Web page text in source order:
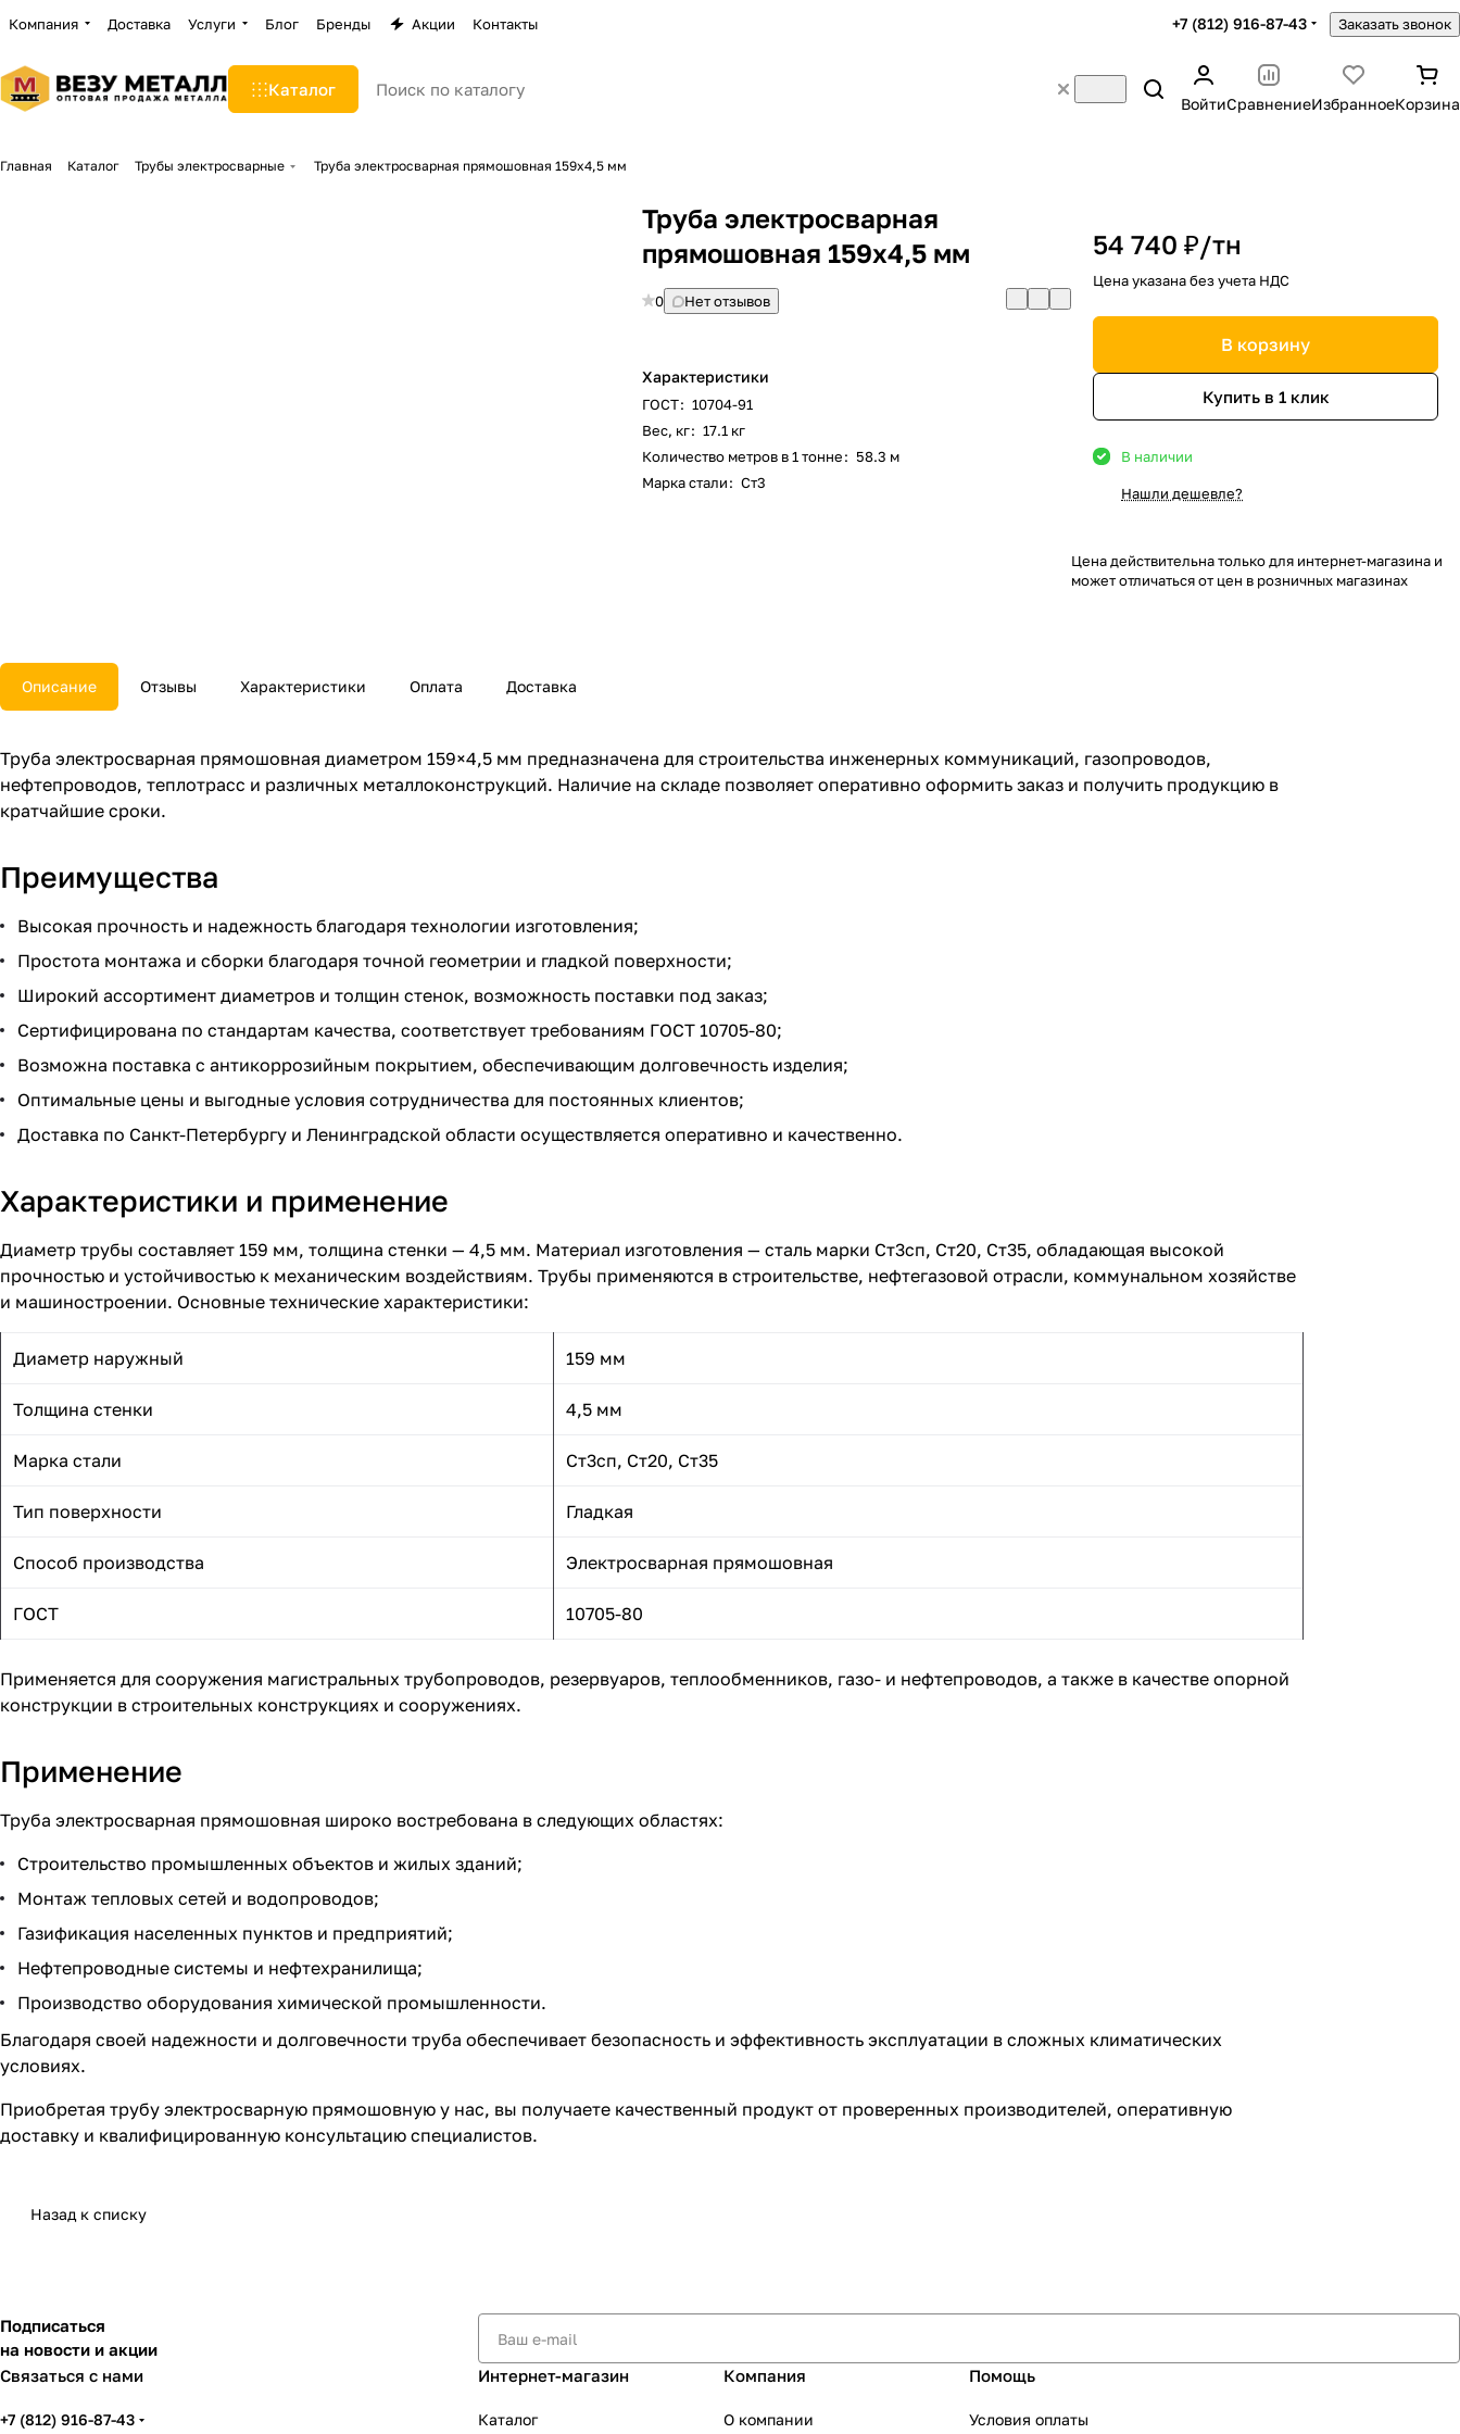
Компания Доставка Услуги Блог Бренды Акции Контакты +7 (812) 916-87-43 Заказать звонок
Каталог
ВойтиСравнениеИзбранноеКорзина
Главная Каталог Трубы электросварные Труба электросварная прямошовная 159х4,5 мм
Труба электросварная
прямошовная 159х4,5 мм
0 Нет отзывов
Характеристики
ГОСТ: 10704-91
Вес, кг: 17.1 кг
Количество метров в 1 тонне: 58.3 м
Марка стали: Ст3
54 740 ₽/тн
Цена указана без учета НДС
В корзину
Купить в 1 клик
В наличии
Нашли дешевле?
Цена действительна только для интернет-магазина и
может отличаться от цен в розничных магазинах
Описание Отзывы Характеристики Оплата Доставка
Труба электросварная прямошовная диаметром 159×4,5 мм предназначена для строительства инженерных коммуникаций, газопроводов,
нефтепроводов, теплотрасс и различных металлоконструкций. Наличие на складе позволяет оперативно оформить заказ и получить продукцию в
кратчайшие сроки.
Преимущества
Высокая прочность и надежность благодаря технологии изготовления;
Простота монтажа и сборки благодаря точной геометрии и гладкой поверхности;
Широкий ассортимент диаметров и толщин стенок, возможность поставки под заказ;
Сертифицирована по стандартам качества, соответствует требованиям ГОСТ 10705-80;
Возможна поставка с антикоррозийным покрытием, обеспечивающим долговечность изделия;
Оптимальные цены и выгодные условия сотрудничества для постоянных клиентов;
Доставка по Санкт-Петербургу и Ленинградской области осуществляется оперативно и качественно.
Характеристики и применение
Диаметр трубы составляет 159 мм, толщина стенки — 4,5 мм. Материал изготовления — сталь марки Ст3сп, Ст20, Ст35, обладающая высокой
прочностью и устойчивостью к механическим воздействиям. Трубы применяются в строительстве, нефтегазовой отрасли, коммунальном хозяйстве
и машиностроении. Основные технические характеристики:
Диаметр наружный 159 мм
Толщина стенки 4,5 мм
Марка стали Ст3сп, Ст20, Ст35
Тип поверхности Гладкая
Способ производства Электросварная прямошовная
ГОСТ 10705-80
Применяется для сооружения магистральных трубопроводов, резервуаров, теплообменников, газо- и нефтепроводов, а также в качестве опорной
конструкции в строительных конструкциях и сооружениях.
Применение
Труба электросварная прямошовная широко востребована в следующих областях:
Строительство промышленных объектов и жилых зданий;
Монтаж тепловых сетей и водопроводов;
Газификация населенных пунктов и предприятий;
Нефтепроводные системы и нефтехранилища;
Производство оборудования химической промышленности.
Благодаря своей надежности и долговечности труба обеспечивает безопасность и эффективность эксплуатации в сложных климатических
условиях.
Приобретая трубу электросварную прямошовную у нас, вы получаете качественный продукт от проверенных производителей, оперативную
доставку и квалифицированную консультацию специалистов.
Назад к списку
Подписаться
на новости и акции
Связаться с нами
+7 (812) 916-87-43
Интернет-магазин
Каталог
Компания
О компании
Помощь
Условия оплаты